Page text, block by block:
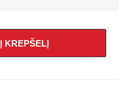
Į KREPŠELĮ